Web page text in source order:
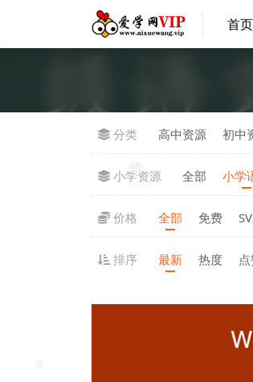
❅
首页
分类 高中资源 初中
小学资源 全部 小学
价格 全部 免费
排序 最新 热度